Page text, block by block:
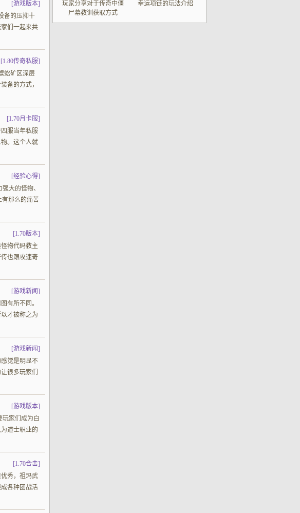
[游戏版本]
备的压抑十
们一起来共
[1.80传奇私服]
蚣矿区深层
备的方式，
[1.70月卡服]
服当年私服
。这个人就
[经验心得]
大的怪物、
有那么的痛苦
[1.70版本]
物代码教主
也跟攻速奇
[游戏新闻]
有所不同。
才被称之为
[游戏新闻]
觉是明显不
很多玩家们
[游戏版本]
家们成为白
道士职业的
[1.70合击]
秀，祖玛武
各种团战活
玩家分享对于传奇中僵
尸幕教训获取方式
幸运项链的玩法介绍